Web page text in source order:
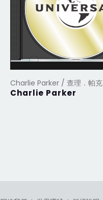
Charlie Parker / 查理．帕克
Charlie Parker